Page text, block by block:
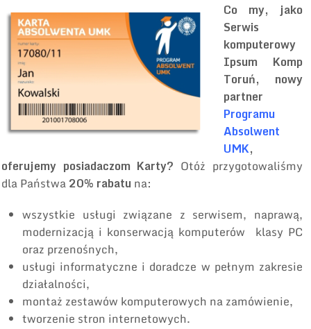
Co my, jako
Serwis
komputerowy
Ipsum Komp
Toruń, nowy
partner
Programu
Absolwent
UMK,
oferujemy posiadaczom Karty? Otóż przygotowaliśmy
dla Państwa20% rabatu na:
wszystkie usługi związane z serwisem, naprawą,
modernizacją i konserwacją komputerów klasy PC
oraz przenośnych,
usługi informatyczne i doradcze w pełnym zakresie
działalności,
montaż zestawów komputerowych na zamówienie,
tworzenie stron internetowych.